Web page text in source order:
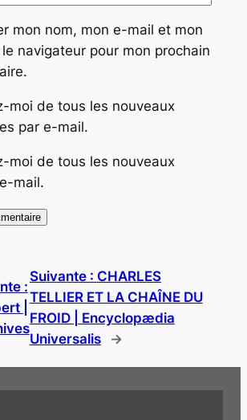
mon nom, mon e-mail et mon
navigateur pour mon prochain
moi de tous les nouveaux
par e-mail.
moi de tous les nouveaux
mail.
:
|
Suivante : CHARLES
TELLIER ET LA CHAÎNE DU
FROID | Encyclopædia
Universalis
→